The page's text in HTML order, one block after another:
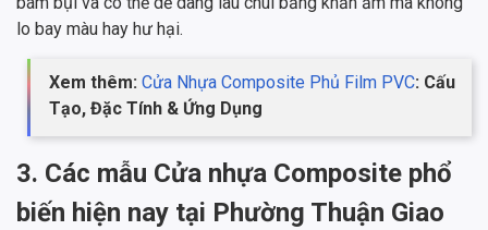
lo bay màu hay hư hại.
Xem thêm: Cửa Nhựa Composite Phủ Film PVC: Cấu
Tạo, Đặc Tính & Ứng Dụng
3. Các mẫu Cửa nhựa Composite phổ
biến hiện nay tại Phường Thuận Giao